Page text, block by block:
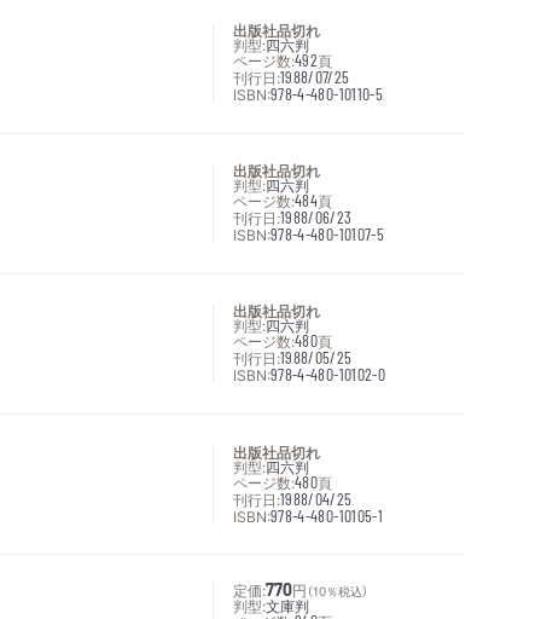
出版社品切れ
判型:四六判
ページ数:492頁
刊行日:1988/07/25
ISBN:978-4-480-10110-5
出版社品切れ
判型:四六判
ページ数:484頁
刊行日:1988/06/23
ISBN:978-4-480-10107-5
出版社品切れ
判型:四六判
ページ数:480頁
刊行日:1988/05/25
ISBN:978-4-480-10102-0
出版社品切れ
判型:四六判
ページ数:480頁
刊行日:1988/04/25
ISBN:978-4-480-10105-1
定価:770円 （10％税込）
判型:文庫判